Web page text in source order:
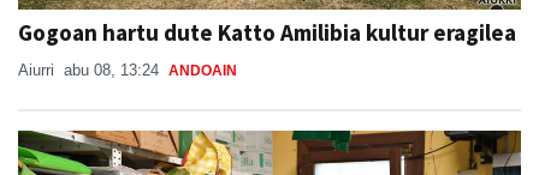
Gogoan hartu dute Katto Amilibia kultur eragilea
Aiurri abu 08, 13:24 ANDOAIN